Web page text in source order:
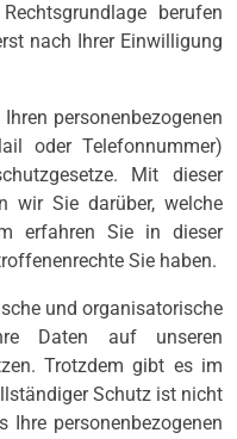
berufen
nach Ihrer Einwilligung
personenbezogenen
oder Telefonnummer)
Mit dieser
wir Sie darüber, welche
erfahren Sie in dieser
Sie haben.
und organisatorische
Daten auf unseren
Trotzdem gibt es im
Schutz ist nicht
personenbezogenen